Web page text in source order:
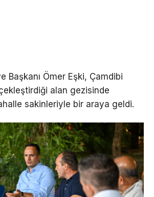
Başkanı Ömer Eşki, Çamdibi
alan gezisinde
sakinleriyle bir araya geldi.